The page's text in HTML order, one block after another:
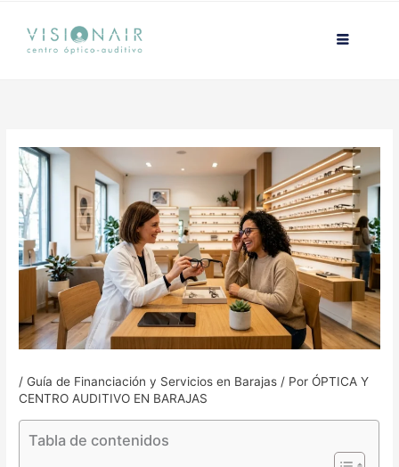
contenido
/ Guía de Financiación y Servicios en Barajas / Por ÓPTICA Y
CENTRO AUDITIVO EN BARAJAS
Tabla de contenidos